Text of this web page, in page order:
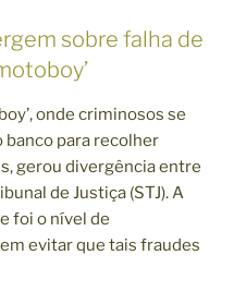
sobre falha de
onde criminosos se
banco para recolher
gerou divergência entre
de Justiça (STJ). A
foi o nível de
evitar que tais fraudes